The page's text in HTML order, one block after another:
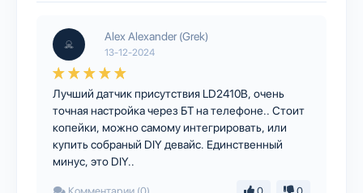
Alex Alexander (Grek)
13-12-2024
Лучший датчик присутствия LD2410B, очень
точная настройка через БТ на телефоне.. Стоит
копейки, можно самому интегрировать, или
купить собраный DIY девайс. Единственный
минус, это DIY..
Комментарии (0) 0 0